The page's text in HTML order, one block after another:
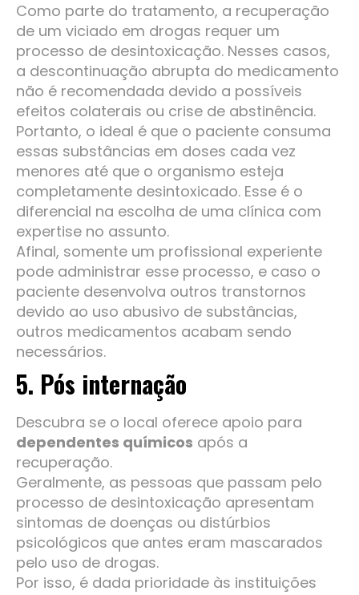
Como parte do tratamento, a recuperação
de um viciado em drogas requer um
processo de desintoxicação. Nesses casos,
a descontinuação abrupta do medicamento
não é recomendada devido a possíveis
efeitos colaterais ou crise de abstinência.
Portanto, o ideal é que o paciente consuma
essas substâncias em doses cada vez
menores até que o organismo esteja
completamente desintoxicado. Esse é o
diferencial na escolha de uma clínica com
expertise no assunto.
Afinal, somente um profissional experiente
pode administrar esse processo, e caso o
paciente desenvolva outros transtornos
devido ao uso abusivo de substâncias,
outros medicamentos acabam sendo
necessários.
5. Pós internação
Descubra se o local oferece apoio para
dependentes químicos após a
recuperação.
Geralmente, as pessoas que passam pelo
processo de desintoxicação apresentam
sintomas de doenças ou distúrbios
psicológicos que antes eram mascarados
pelo uso de drogas.
Por isso, é dada prioridade às instituições